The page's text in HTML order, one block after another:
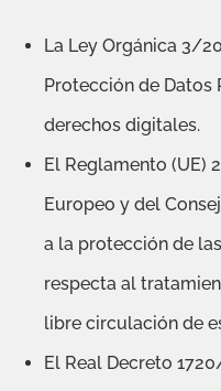
La Ley Orgánica 3/
Protección de Datos
derechos digitales.
El Reglamento (UE)
Europeo y del
a la protección de
respecta al
libre circulación de
El Real Decreto